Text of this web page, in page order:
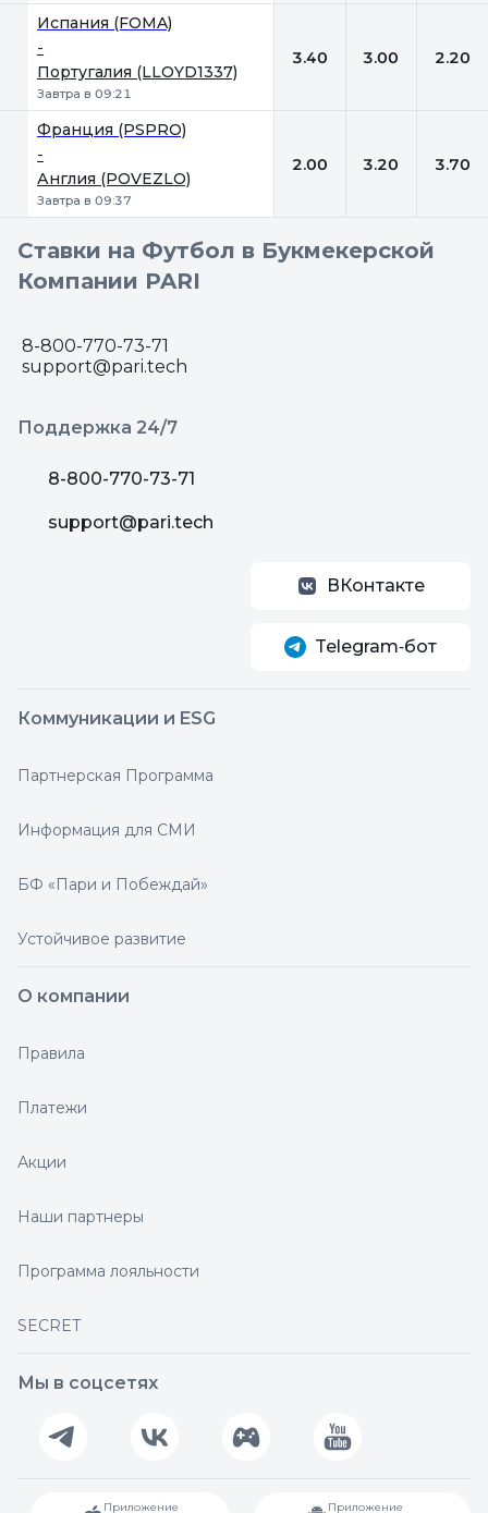
Испания (FOMA)
-
Португалия (LLOYD1337)
Завтра в 09:21
3.40 3.00 2.20
Франция (PSPRO)
-
Англия (POVEZLO)
Завтра в 09:37
2.00 3.20 3.70
Ставки на Футбол в Букмекерской
Компании PARI
8-800-770-73-71
support@pari.tech
Поддержка 24/7
8-800-770-73-71
support@pari.tech
ВКонтакте
Telegram‑бот
Коммуникации и ESG
Партнерская Программа
Информация для СМИ
БФ «Пари и Побеждай»
Устойчивое развитие
О компании
Правила
Платежи
Акции
Наши партнеры
Программа лояльности
SECRET
Мы в соцсетях
Приложение Приложение